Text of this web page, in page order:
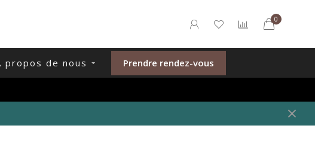
0
propos de nous Prendre rendez-vous